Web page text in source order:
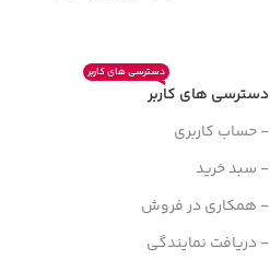
دسترسی های کاربر
دسترسی های کاربر
- حساب کاربری
- سبد خرید
- همکاری در فروش
- دریافت نمایندگی